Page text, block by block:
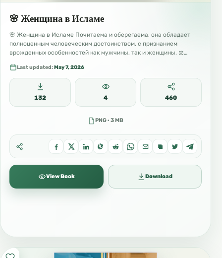
16/99 فتاوى روسي Фатвы больших ученных, на
разные темы, на русском языке
16/77 تفسير روسي КОРАН – Перевод смыслов
аятов и их краткое толкование.
🌸 Женщина в Исламе
🌸 Женщина в Исламе Почитаема и оберегаема, она обладает
полноценным человеческим достоинством, с признанием
врожденных особенностей как мужчины, так и женщины. ⚖️…
Last updated:May 7, 2026
132 4 460
PNG · 3 MB
View Book Download